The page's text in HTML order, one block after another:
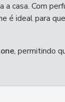
casa. Com
é ideal para
, permitindo